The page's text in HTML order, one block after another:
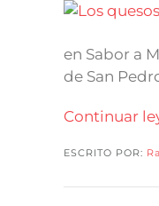
en Sabor a
de San
Continuar
ESCRITO POR: